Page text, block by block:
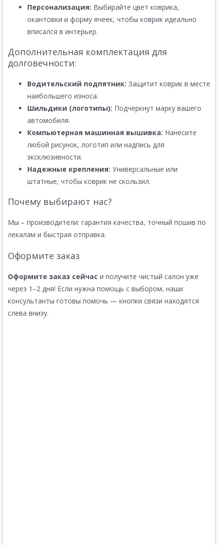
Персонализация: Выбирайте цвет коврика,
окантовки и форму ячеек, чтобы коврик идеально
вписался в интерьер.
Дополнительная комплектация для
долговечности:
Водительский подпятник: Защитит коврик в месте
наибольшего износа.
Шильдики (логотипы): Подчеркнут марку вашего
автомобиля.
Компьютерная машинная вышивка: Нанесите
любой рисунок, логотип или надпись для
эксклюзивности.
Надежные крепления: Универсальные или
штатные, чтобы коврик не скользил.
Почему выбирают нас?
Мы – производители: гарантия качества, точный пошив по
лекалам и быстрая отправка.
Оформите заказ
Оформите заказ сейчас и получите чистый салон уже
через 1–2 дня! Если нужна помощь с выбором, наши
консультанты готовы помочь — кнопки связи находятся
слева внизу.